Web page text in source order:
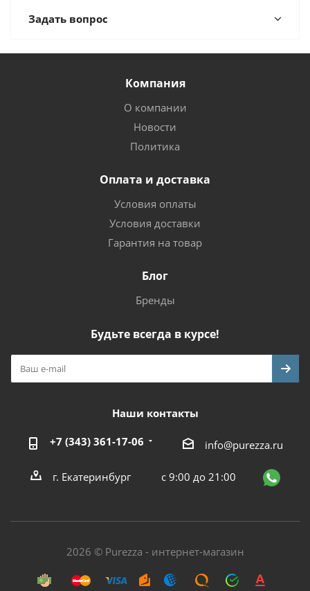
Задать вопрос
Компания
О компании
Новости
Политика
Оплата и доставка
Условия оплаты
Условия доставки
Гарантия на товар
Блог
Бренды
Будьте всегда в курсе!
Наши контакты
+7 (343) 361-17-06 info@purezza.ru
г. Екатеринбург с 9:00 до 21:00
2026 © Purezza - интернет-магазин